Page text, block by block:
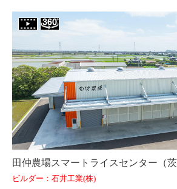
田仲農場スマートライスセンター（茨
ビルダー：石井工業(株)